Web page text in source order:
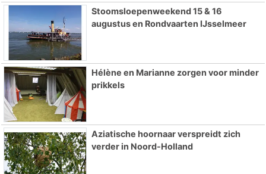
Stoomsloepenweekend 15 & 16
augustus en Rondvaarten IJsselmeer
Hélène en Marianne zorgen voor minder
prikkels
Aziatische hoornaar verspreidt zich
verder in Noord-Holland